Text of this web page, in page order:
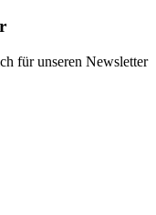
für unseren Newsletter